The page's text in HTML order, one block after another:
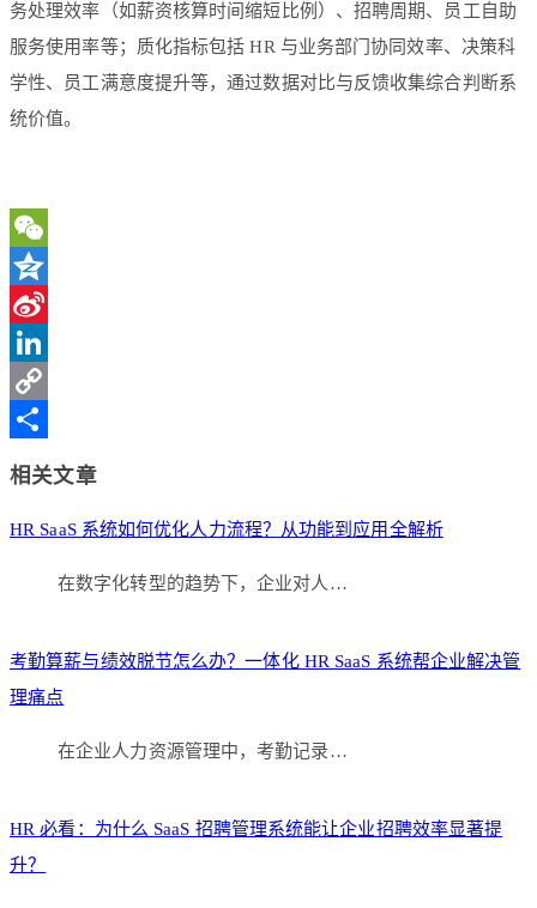
务处理效率（如薪资核算时间缩短比例）、招聘周期、员工自助
服务使用率等；质化指标包括 HR 与业务部门协同效率、决策科
学性、员工满意度提升等，通过数据对比与反馈收集综合判断系
统价值。
WeChat
Qzone
Sina
Weibo
LinkedIn
Copy
相关文章
HR SaaS 系统如何优化人力流程？从功能到应用全解析
在数字化转型的趋势下，企业对人…
考勤算薪与绩效脱节怎么办？一体化 HR SaaS 系统帮企业解决管
理痛点
在企业人力资源管理中，考勤记录…
HR 必看：为什么 SaaS 招聘管理系统能让企业招聘效率显著提
升？